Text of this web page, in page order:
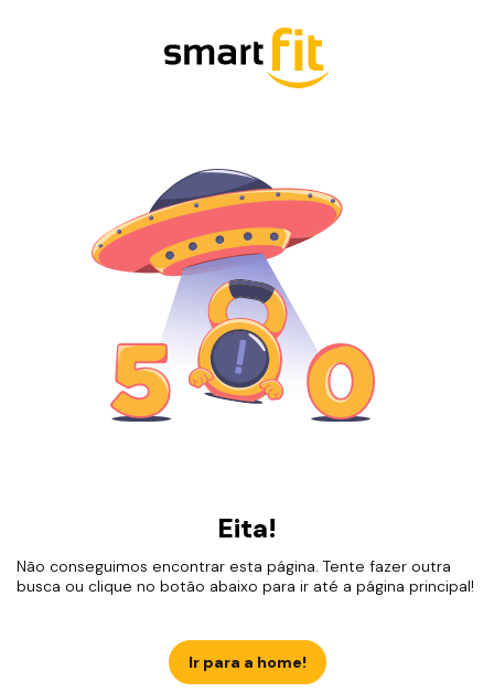
Eita!
Não conseguimos encontrar esta página. Tente fazer outra
busca ou clique no botão abaixo para ir até a página principal!
Ir para a home!